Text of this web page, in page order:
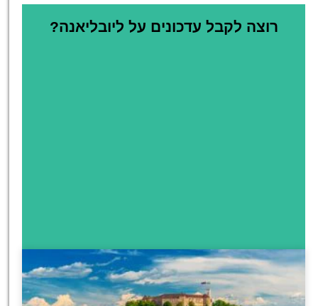
רוצה לקבל עדכונים על ליובליאנה?